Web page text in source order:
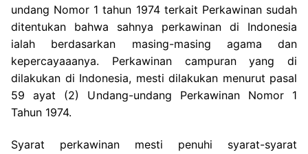
undang Nomor 1 tahun 1974 terkait Perkawinan sudah
ditentukan bahwa sahnya perkawinan di Indonesia
ialah berdasarkan masing-masing agama dan
kepercayaaanya. Perkawinan campuran yang di
dilakukan di Indonesia, mesti dilakukan menurut pasal
59 ayat (2) Undang-undang Perkawinan Nomor 1
Tahun 1974.
Syarat perkawinan mesti penuhi syarat-syarat